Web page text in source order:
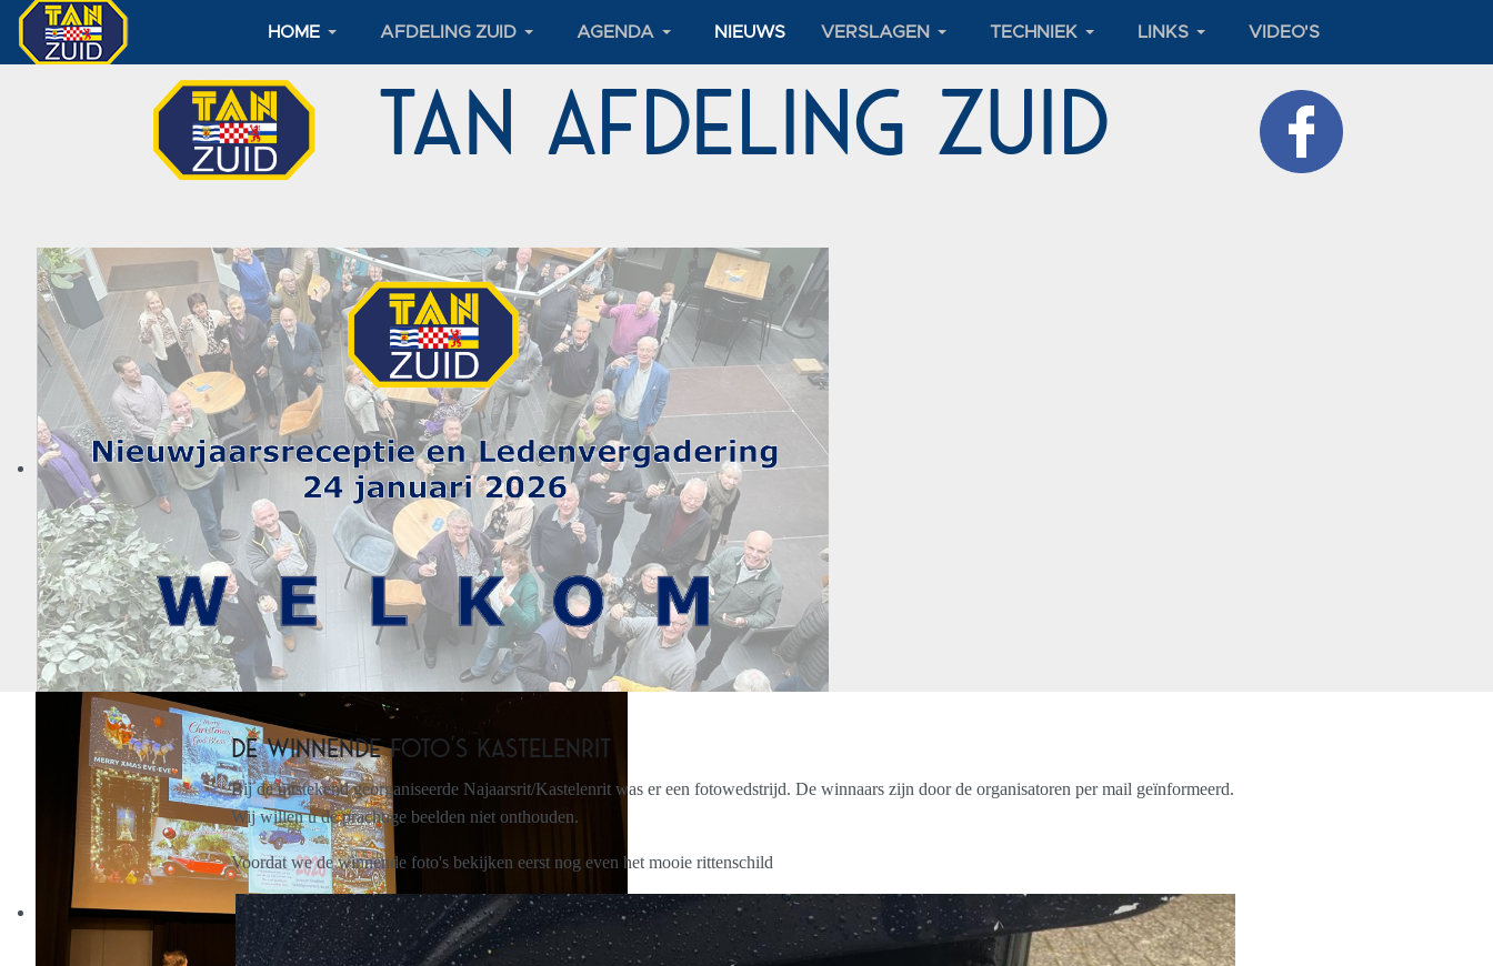
HOME AFDELING ZUID AGENDA NIEUWS VERSLAGEN TECHNIEK LINKS VIDEO'S
TAN Afdeling Zuid
De winnende foto's KASTELENRIT
Bij de uitstekend georganiseerde Najaarsrit/Kastelenrit was er een fotowedstrijd. De winnaars zijn door de organisatoren per mail geïnformeerd.
Wij willen u de prachtige beelden niet onthouden.
Voordat we de winnende foto's bekijken eerst nog even het mooie rittenschild